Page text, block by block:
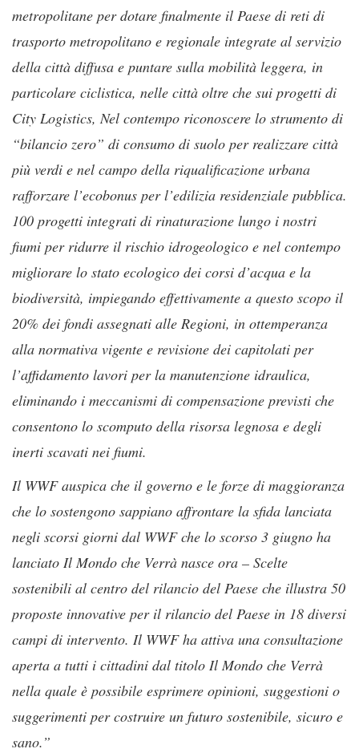
metropolitane per dotare finalmente il Paese di reti di
trasporto metropolitano e regionale integrate al servizio
della città diffusa e puntare sulla mobilità leggera, in
particolare ciclistica, nelle città oltre che sui progetti di
City Logistics, Nel contempo riconoscere lo strumento di
“bilancio zero” di consumo di suolo per realizzare città
più verdi e nel campo della riqualificazione urbana
rafforzare l’ecobonus per l’edilizia residenziale pubblica.
100 progetti integrati di rinaturazione lungo i nostri
fiumi per ridurre il rischio idrogeologico e nel contempo
migliorare lo stato ecologico dei corsi d’acqua e la
biodiversità, impiegando effettivamente a questo scopo il
20% dei fondi assegnati alle Regioni, in ottemperanza
alla normativa vigente e revisione dei capitolati per
l’affidamento lavori per la manutenzione idraulica,
eliminando i meccanismi di compensazione previsti che
consentono lo scomputo della risorsa legnosa e degli
inerti scavati nei fiumi.
Il WWF auspica che il governo e le forze di maggioranza
che lo sostengono sappiano affrontare la sfida lanciata
negli scorsi giorni dal WWF che lo scorso 3 giugno ha
lanciato Il Mondo che Verrà nasce ora – Scelte
sostenibili al centro del rilancio del Paese che illustra 50
proposte innovative per il rilancio del Paese in 18 diversi
campi di intervento. Il WWF ha attiva una consultazione
aperta a tutti i cittadini dal titolo Il Mondo che Verrà
nella quale è possibile esprimere opinioni, suggestioni o
suggerimenti per costruire un futuro sostenibile, sicuro e
sano.”